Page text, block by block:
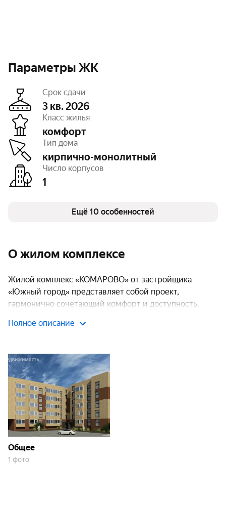
Параметры ЖК
Срок сдачи
3 кв. 2026
Класс жилья
комфорт
Тип дома
кирпично-монолитный
Число корпусов
1
Этажность
Отделка
Высота потолков
3 м
Паркинг, машиноместа
Тип договора
ДДУ, 214 ФЗ
Очереди
Детская площадка
есть
Ещё 10 особенностей
О жилом комплексе
Жилой комплекс «КОМАРОВО» от застройщика
«Южный город» представляет собой проект,
гармонично сочетающий комфорт и доступность.
обеспечивает высокое качество жизни для его
Транспортная доступность
Одно из ключевых преимуществ комплекса
«КОМАРОВО» — удобная транспортная доступность.
До остановки общественного транспорта
«Военкомат» — всего 153 метра, а до
метров. Рядом также находятся остановки «ПДК
Апшеронск» и «Автостанция». Подъезд к дому
Полное описание
Общее
1 фото